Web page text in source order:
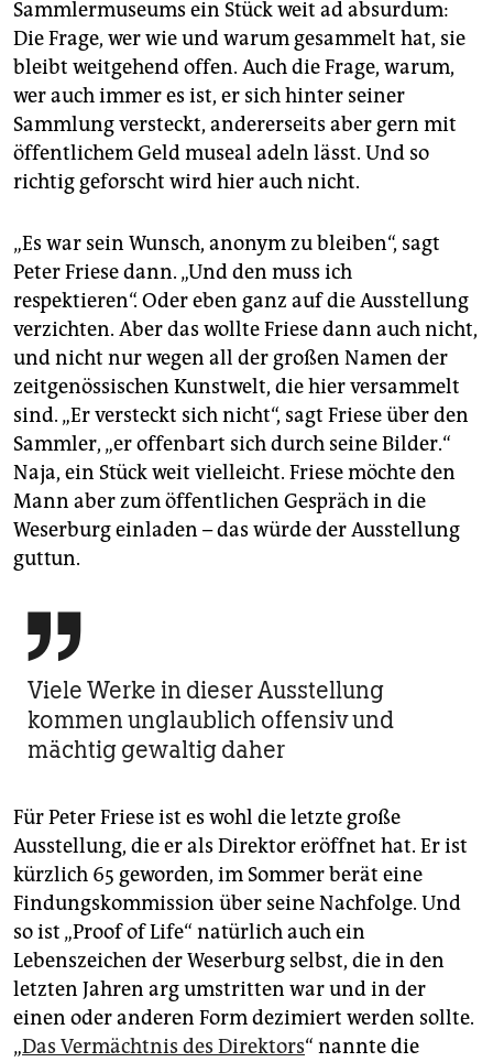
Sammlermuseums ein Stück weit ad absurdum:
Die Frage, wer wie und warum gesammelt hat, sie
bleibt weitgehend offen. Auch die Frage, warum,
wer auch immer es ist, er sich hinter seiner
Sammlung versteckt, andererseits aber gern mit
öffentlichem Geld museal adeln lässt. Und so
richtig geforscht wird hier auch nicht.
„Es war sein Wunsch, ano­nym zu bleiben“, sagt
Peter Friese dann. „Und den muss ich
respektieren“. Oder eben ganz auf die Ausstellung
verzichten. Aber das wollte Friese dann auch nicht,
und nicht nur wegen all der großen Namen der
zeitgenössischen Kunstwelt, die hier versammelt
sind. „Er versteckt sich nicht“, sagt Friese über den
Sammler, „er offenbart sich durch seine Bilder.“
Naja, ein Stück weit vielleicht. Friese möchte den
Mann aber zum öffentlichen Gespräch in die
Weserburg einladen – das würde der Ausstellung
guttun.

Viele Werke in dieser Ausstellung
kommen unglaublich offensiv und
mächtig gewaltig daher
Für Peter Friese ist es wohl die letzte große
Ausstellung, die er als Direktor eröffnet hat. Er ist
kürzlich 65 geworden, im Sommer berät eine
Findungskommission über seine Nachfolge. Und
so ist „Proof of Life“ natürlich auch ein
Lebenszeichen der Weserburg selbst, die in den
letzten Jahren arg umstritten war und in der
einen oder anderen Form dezimiert werden sollte.
„Das Vermächtnis des Direktors“ nannte die